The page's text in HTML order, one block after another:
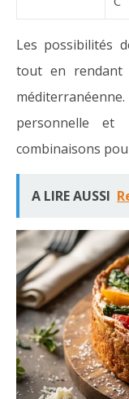
Les possibilités
tout en rendant
personnelle et
combinaisons
A LIRE AUSSI